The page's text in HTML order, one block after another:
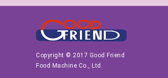
Copyright © 2017 Good Friend
Food Machine Co., Ltd.